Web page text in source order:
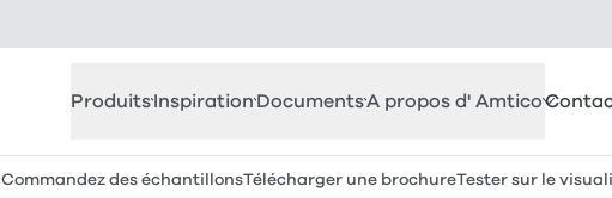
ProduitsInspirationDocumentsA propos d' Amtico
Commandez des échantillonsTélécharger une brochureTester sur le